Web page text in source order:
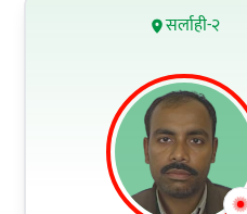
सर्लाही-२